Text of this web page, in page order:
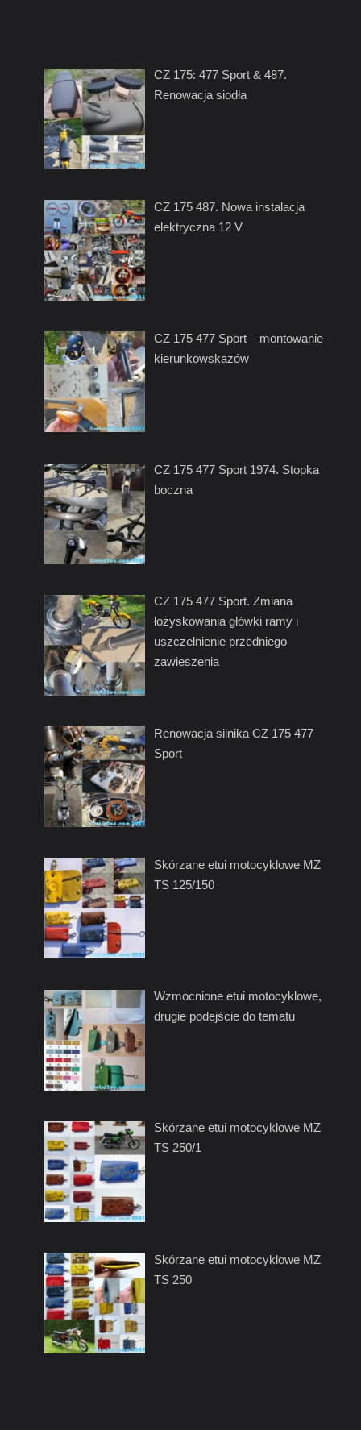
CZ 175: 477 Sport & 487.
Renowacja siodła
CZ 175 487. Nowa instalacja
elektryczna 12 V
CZ 175 477 Sport – montowanie
kierunkowskazów
CZ 175 477 Sport 1974. Stopka
boczna
CZ 175 477 Sport. Zmiana
łożyskowania główki ramy i
uszczelnienie przedniego
zawieszenia
Renowacja silnika CZ 175 477
Sport
Skórzane etui motocyklowe MZ
TS 125/150
Wzmocnione etui motocyklowe,
drugie podejście do tematu
Skórzane etui motocyklowe MZ
TS 250/1
Skórzane etui motocyklowe MZ
TS 250